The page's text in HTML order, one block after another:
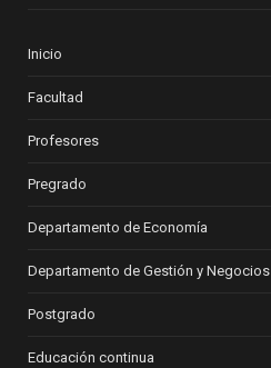
Inicio
Facultad
Profesores
Pregrado
Departamento de Economía
Departamento de Gestión y Negocios
Postgrado
Educación continua